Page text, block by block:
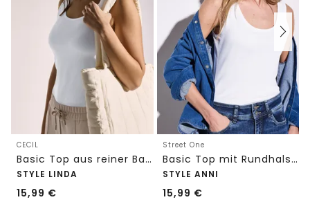
CECIL
Basic Top aus reiner Baumwolle
STYLE LINDA
15,99 €
Street One
Basic Top mit Rundhals in Unifarbe
STYLE ANNI
15,99 €